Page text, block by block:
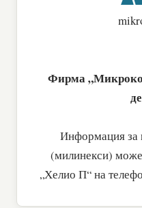
Фирма
Информация за
(милинекси)
„Хелио П“ на